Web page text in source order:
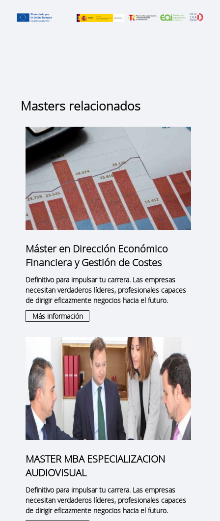
Masters relacionados
Máster en Dirección Económico
Financiera y Gestión de Costes
Definitivo para impulsar tu carrera. Las empresas
necesitan verdaderos líderes, profesionales capaces
de dirigir eficazmente negocios hacia el futuro.
Más información
MASTER MBA ESPECIALIZACION
AUDIOVISUAL
Definitivo para impulsar tu carrera. Las empresas
necesitan verdaderos líderes, profesionales capaces
de dirigir eficazmente negocios hacia el futuro.